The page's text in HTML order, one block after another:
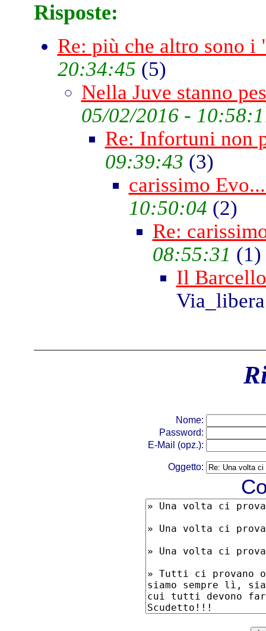
Risposte:
Re: più che altro sono
20:34:45 (5)
Nella Juve stanno
05/02/2016 -
Re: Infortuni non
09:39:43 (3)
carissimo
10:50:04 (2)
Re:
08:55:31 (1)
Il
Nome:
Password:
E-Mail (opz.):
Oggetto: